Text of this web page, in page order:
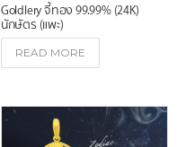
Goldlery จี้ทอง 99.99% (24K)
นักษัตร (แพะ)
READ MORE